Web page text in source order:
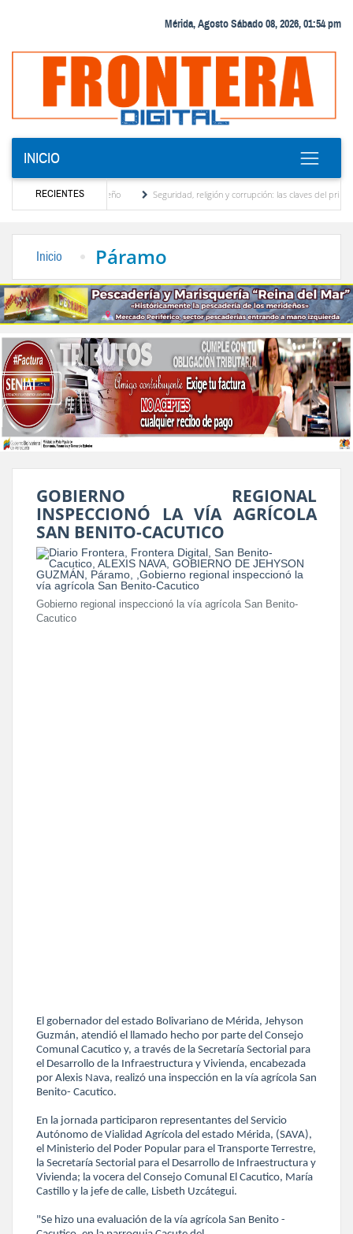
Mérida, Agosto Sábado 08, 2026, 01:54 pm
INICIO
RECIENTES
turístico merideño
Seguridad, religión y corrupción: las claves del primer
Inicio Páramo
GOBIERNO REGIONAL
INSPECCIONÓ LA VÍA AGRÍCOLA
SAN BENITO-CACUTICO
Gobierno regional inspeccionó la vía agrícola San Benito-
Cacutico
El gobernador del estado Bolivariano de Mérida, Jehyson
Guzmán, atendió el llamado hecho por parte del Consejo
Comunal Cacutico y, a través de la Secretaría Sectorial para
el Desarrollo de la Infraestructura y Vivienda, encabezada
por Alexis Nava, realizó una inspección en la vía agrícola San
Benito- Cacutico.
En la jornada participaron representantes del Servicio
Autónomo de Vialidad Agrícola del estado Mérida, (SAVA),
el Ministerio del Poder Popular para el Transporte Terrestre,
la Secretaría Sectorial para el Desarrollo de Infraestructura y
Vivienda; la vocera del Consejo Comunal El Cacutico, María
Castillo y la jefe de calle, Lisbeth Uzcátegui.
"Se hizo una evaluación de la vía agrícola San Benito -